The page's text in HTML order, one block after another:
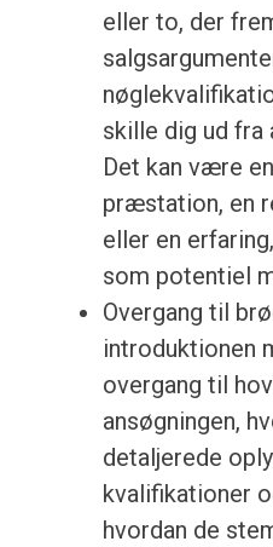
eller to, der
skille dig ud fra
Det kan være
præstation, en
eller en
som potentiel
Overgang til
introduktionen
overgang til
ansøgningen,
detaljerede
kvalifikationer
hvordan de